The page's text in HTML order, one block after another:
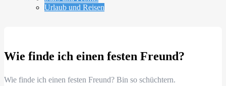
Urlaub und Reisen
Wie finde ich einen festen Freund?
Wie finde ich einen festen Freund? Bin so schüchtern.